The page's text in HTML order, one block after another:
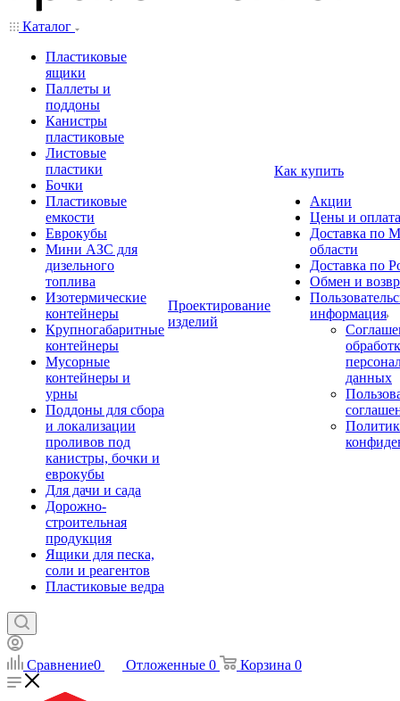
Каталог
Пластиковые
ящики
Паллеты и
поддоны
Канистры
пластиковые
Листовые
пластики
Бочки
Пластиковые
емкости
Еврокубы
Мини АЗС для
дизельного
топлива
Изотермические
контейнеры
Крупногабаритные
контейнеры
Мусорные
контейнеры и
урны
Поддоны для сбора
и локализации
проливов под
канистры, бочки и
еврокубы
Для дачи и сада
Дорожно-
строительная
продукция
Ящики для песка,
соли и реагентов
Пластиковые ведра
Проектирование
изделий
Как купить
Акции
Цены и оплата
Доставка по
области
Доставка по
Обмен и
информация
данных
Сравнение0 Отложенные 0 Корзина 0